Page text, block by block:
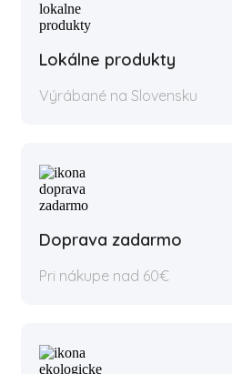
Lokálne produkty
Výrábané na Slovensku
Doprava zadarmo
Pri nákupe nad 60€